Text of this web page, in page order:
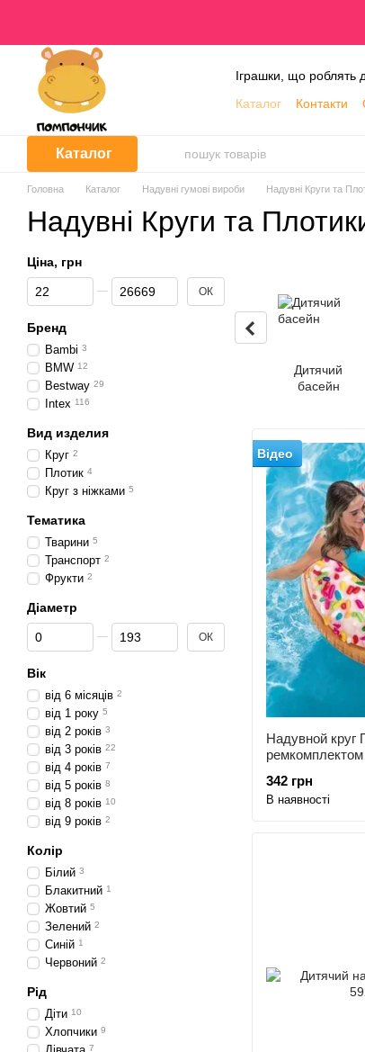
Іграшки, що роблять
Каталог
Контакти
Каталог
Головна Каталог Надувні гумові вироби Надувні Круги та
Надувні Круги та
Дитячий
басейн
Відео
Надувной круг
ремкомплектом
342 грн
В наявності
Ціна, грн
Від Ціна, грн
До Ціна, грн ОК
Бренд
Bambi 3
BMW 12
Bestway 29
Intex 116
Вид изделия
Круг 2
Плотик 4
Круг з ніжками 5
Тематика
Тварини 5
Транспорт 2
Фрукти 2
Діаметр
Від Діаметр
До Діаметр ОК
Вік
від 6 місяців 2
від 1 року 5
від 2 років 3
від 3 років 22
від 4 років 7
від 5 років 8
від 8 років 10
від 9 років 2
Колір
Білий 3
Блакитний 1
Жовтий 5
Зелений 2
Синій 1
Червоний 2
Рід
Діти 10
Хлопчики 9
7